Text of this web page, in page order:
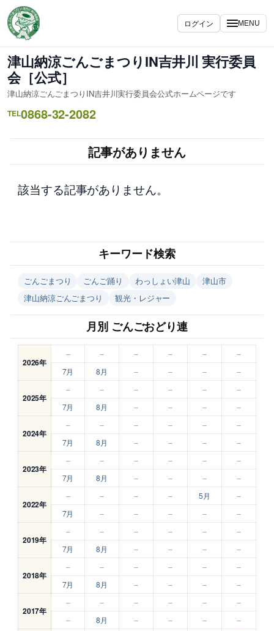
容
を
ス
キ
ッ
プ
ログイン MENU
津山納涼ごんごまつりIN吉井川 実行委員
会［公式］
津山納涼ごんごまつりIN吉井川実行委員会公式ホームページです
TEL0868-32-2082
記事がありません
該当する記事がありません。
キーワード検索
ごんごまつり ごんご踊り わっしょい津山
津山市
津山納涼ごんごまつり
観光・レジャー
月別 ごんごおどり連
2026年
– – – – –
–
7月
8月 – – – –
2025年
– – – – –
–
7月
8月 – – – –
2024年
– – – – –
–
7月
8月 – – – –
2023年
– – – – –
–
7月
8月 – – – –
2022年
– – – – 5月
–
7月
– – – – –
2019年
– – – – –
–
7月
8月 – – – –
2018年
– – – – –
–
7月
8月 – – – –
2017年
– – – – –
–
–
8月 – – – –